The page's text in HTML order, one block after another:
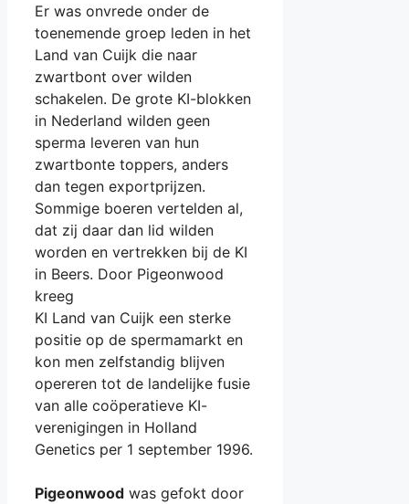
Er was onvrede onder de
toenemende groep leden in het
Land van Cuijk die naar
zwartbont over wilden
schakelen. De grote KI-blokken
in Nederland wilden geen
sperma leveren van hun
zwartbonte toppers, anders
dan tegen exportprijzen.
Sommige boeren vertelden al,
dat zij daar dan lid wilden
worden en vertrekken bij de KI
in Beers. Door Pigeonwood
kreeg
KI Land van Cuijk een sterke
positie op de spermamarkt en
kon men zelfstandig blijven
opereren tot de landelijke fusie
van alle coöperatieve KI-
verenigingen in Holland
Genetics per 1 september 1996.
Pigeonwood was gefokt door